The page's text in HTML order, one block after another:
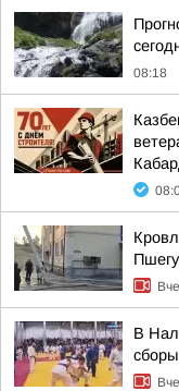
08:18
В